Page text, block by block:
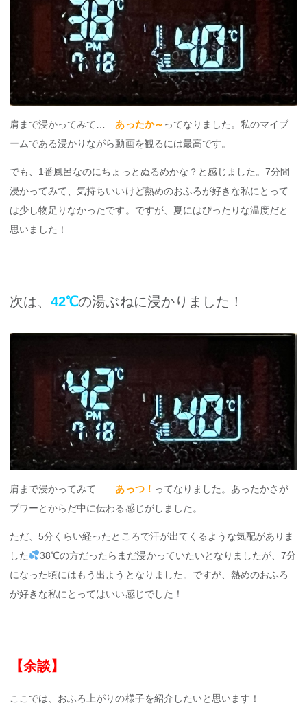
肩まで浸かってみて… あったか～ ってなりました。私のマイブ
ームである浸かりながら動画を観るには最高です。
でも、1番風呂なのにちょっとぬるめかな？と感じました。7分間
浸かってみて、気持ちいいけど熱めのおふろが好きな私にとって
は少し物足りなかったです。ですが、夏にはぴったりな温度だと
思いました！
次は、42℃の湯ぶねに浸かりました！
肩まで浸かってみて… あっつ！ ってなりました。あったかさが
ブワーとからだ中に伝わる感じがしました。
ただ、5分くらい経ったところで汗が出てくるような気配がありま
した
38℃の方だったらまだ浸かっていたいとなりましたが、7分
になった頃にはもう出ようとなりました。ですが、熱めのおふろ
が好きな私にとってはいい感じでした！
【余談】
ここでは、おふろ上がりの様子を紹介したいと思います！